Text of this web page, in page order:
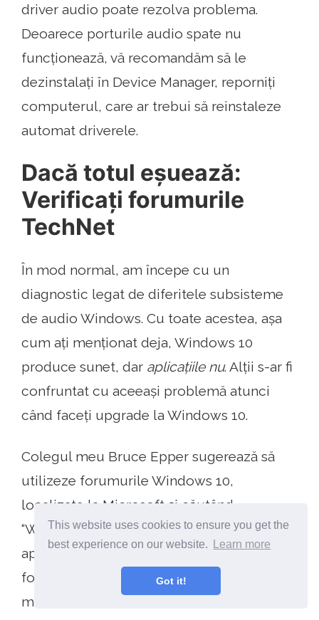
This website uses cookies to ensure you get the
best experience on our website.
Learn more
Got it!
driver audio poate rezolva problema.
Deoarece porturile audio spate nu
funcționează, vă recomandăm să le
dezinstalați în Device Manager, reporniți
computerul, care ar trebui să reinstaleze
automat driverele.
Dacă totul eșuează:
Verificați forumurile
TechNet
În mod normal, am începe cu un
diagnostic legat de diferitele subsisteme
de audio Windows. Cu toate acestea, așa
cum ați menționat deja, Windows 10
produce sunet, dar aplicațiile nu. Alții s-ar fi
confruntat cu aceeași problemă atunci
când faceți upgrade la Windows 10.
Colegul meu Bruce Epper sugerează să
utilizeze forumurile Windows 10,
localizate la Microsoft și căutând
“Windows 10 audio” pentru a vedea dacă
apar vreun rezultat. O scanare rapidă a
forumurilor Windows 10 Insider dezvăluie
mai multe subiecte similare cu ale dvs.